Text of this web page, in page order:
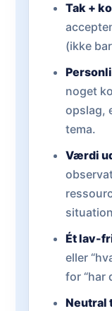
Tak +
(ikke
noget
opslag,
tema.
Værdi
Ét lav-
eller
for “har
Neutral